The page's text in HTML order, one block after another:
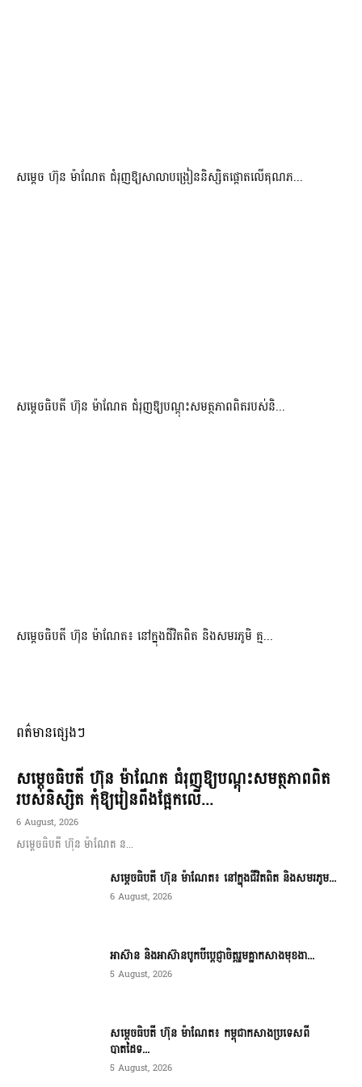
សម្តេច ហ៊ុន ម៉ាណែត ជំរុញឱ្យសាលាបង្រៀននិស្សិតផ្តោតលើគុណភ...
សម្តេចធិបតី ហ៊ុន ម៉ាណែត ជំរុញឱ្យបណ្តុះសមត្ថភាពពិតរបស់និ...
សម្តេចធិបតី ហ៊ុន ម៉ាណែត៖ នៅក្នុងជីវិតពិត និងសមរភូមិ គ្ម...
ពត៌មានផ្សេងៗ
សម្តេចធិបតី ហ៊ុន ម៉ាណែត ជំរុញឱ្យបណ្តុះសមត្ថភាពពិត
របស់និស្សិត កុំឱ្យរៀនពឹងផ្អែកលើ...
6 August, 2026
សម្តេចធិបតី ហ៊ុន ម៉ាណែត ន...
សម្តេចធិបតី ហ៊ុន ម៉ាណែត៖ នៅក្នុងជីវិតពិត និងសមរភូម...
6 August, 2026
អាស៊ាន និងអាស៊ានបូកបីប្តេជ្ញាចិត្តរួមគ្នាកសាងមុខងា...
5 August, 2026
សម្ដេចធិបតី ហ៊ុន ម៉ាណែត៖ កម្ពុជាកសាងប្រទេសពី
បាតដៃទ...
5 August, 2026